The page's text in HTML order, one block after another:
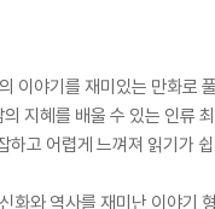
이야기를 재미있는 만화
지혜를 배울 수 있는 인류
고 어렵게 느껴져 읽기가
화와 역사를 재미난 이야